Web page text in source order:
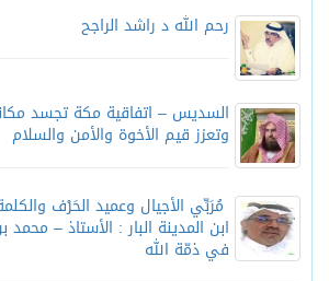
رحم الله د راشد الراجح
السديس – اتفاقية مكة تجسد
وتعزز قيم الأخوة والأمن والسلام
مُرَبِّي الأجيال وعميد الحَرْف
ابن المدينة البار : الأستاذ –
في ذمّة الله